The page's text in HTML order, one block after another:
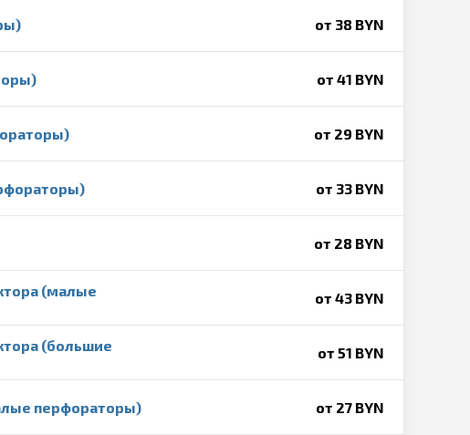
от 38 BYN
от 41 BYN
от 29 BYN
от 33 BYN
от 28 BYN
(малые
от 43 BYN
(большие
от 51 BYN
перфораторы) от 27 BYN